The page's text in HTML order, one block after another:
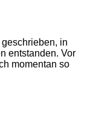
in
entstanden. Vor
momentan so